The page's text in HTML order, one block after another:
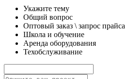
Укажите тему
Общий вопрос
Оптовый заказ \ запрос прайса
Школа и обучение
Аренда оборудования
Техобслуживание